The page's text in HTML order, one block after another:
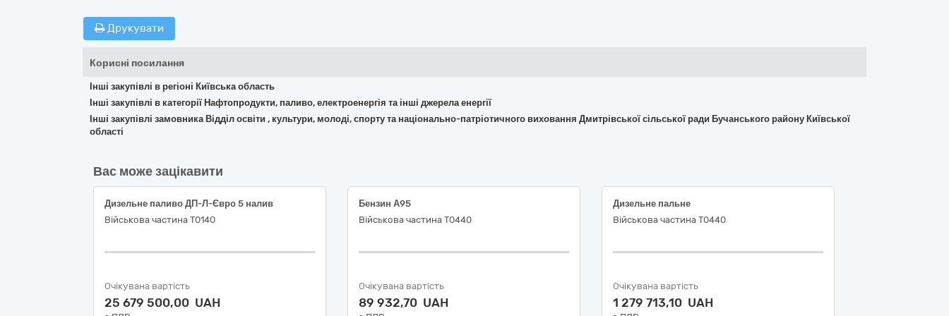
Друкувати
Корисні посилання
Інші закупівлі в регіоні Київська область
Інші закупівлі в категорії Нафтопродукти, паливо, електроенергія та інші джерела енергії
Інші закупівлі замовника Відділ освіти , культури, молоді, спорту та національно-патріотичного виховання Дмитрівської сільської ради Бучанського району Київської
області
Вас може зацікавити
Дизельне паливо ДП-Л-Євро 5 налив
Військова частина Т0140
Очікувана вартість
25 679 500,00 UAH
Бензин А95
Військова частина Т0440
Очікувана вартість
89 932,70 UAH
Дизельне пальне
Військова частина Т0440
Очікувана вартість
1 279 713,10 UAH